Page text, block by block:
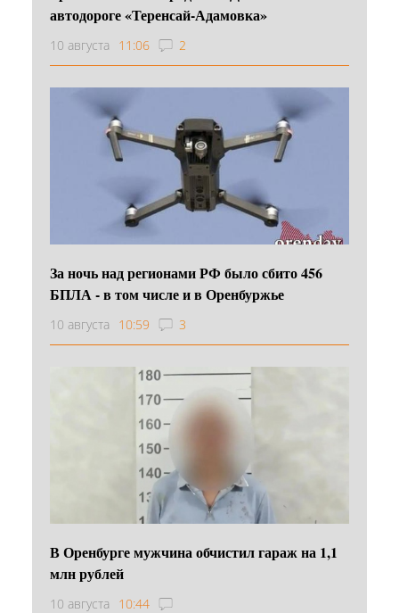
автодороге «Теренсай-Адамовка»
10 августа 11:06 2
За ночь над регионами РФ было сбито 456
БПЛА - в том числе и в Оренбуржье
10 августа 10:59 3
В Оренбурге мужчина обчистил гараж на 1,1
млн рублей
10 августа 10:44